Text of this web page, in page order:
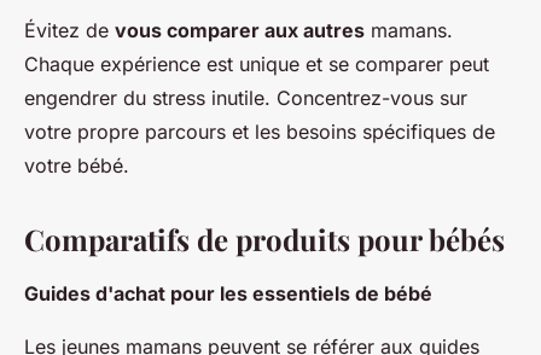
Évitez de vous comparer aux autres mamans.
Chaque expérience est unique et se comparer peut
engendrer du stress inutile. Concentrez-vous sur
votre propre parcours et les besoins spécifiques de
votre bébé.
Comparatifs de produits pour bébés
Guides d'achat pour les essentiels de bébé
Les jeunes mamans peuvent se référer aux guides